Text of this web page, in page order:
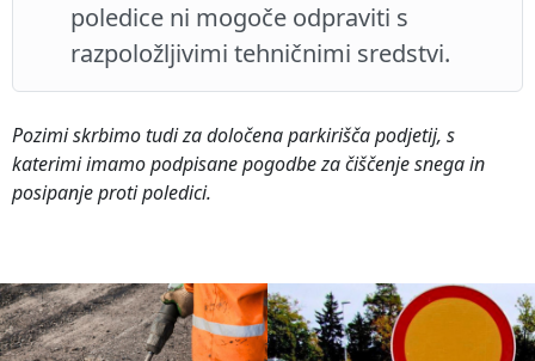
poledice ni mogoče odpraviti s
razpoložljivimi tehničnimi sredstvi.
Pozimi skrbimo tudi za določena parkirišča podjetij, s
katerimi imamo podpisane pogodbe za čiščenje snega in
posipanje proti poledici.